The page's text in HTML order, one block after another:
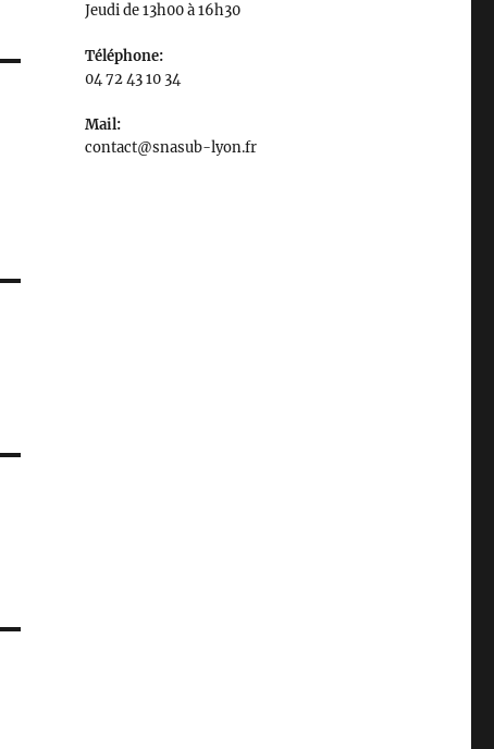
Jeudi de 13h00 à 16h30
Téléphone:
04 72 43 10 34
Mail:
contact@snasub-lyon.fr